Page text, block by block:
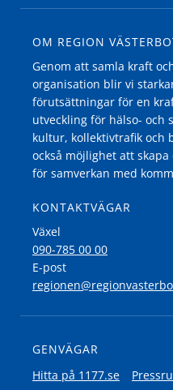
OM REGION
Genom att samla kraft
organisation blir vi
förutsättningar för en
utveckling för hälso- och
kultur, kollektivtrafik och
också möjlighet att
för samverkan med
KONTAKTVÄGAR
Växel
090-785 00 00
E-post
GENVÄGAR
Hitta på 1177.se